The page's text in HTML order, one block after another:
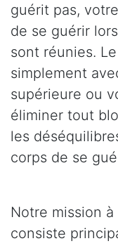
guérit pas,
de se guérir
sont réunies.
simplement
supérieure ou
éliminer tout
les
corps de se
Notre mission
consiste